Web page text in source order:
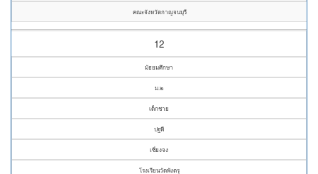
คณะจังหวัดกาญจนบุรี
12
มัธยมศึกษา
ม.๒
เด็กชาย
ปฐพี
เซี่ยงจง
โรงเรียนวัดพังตรุ